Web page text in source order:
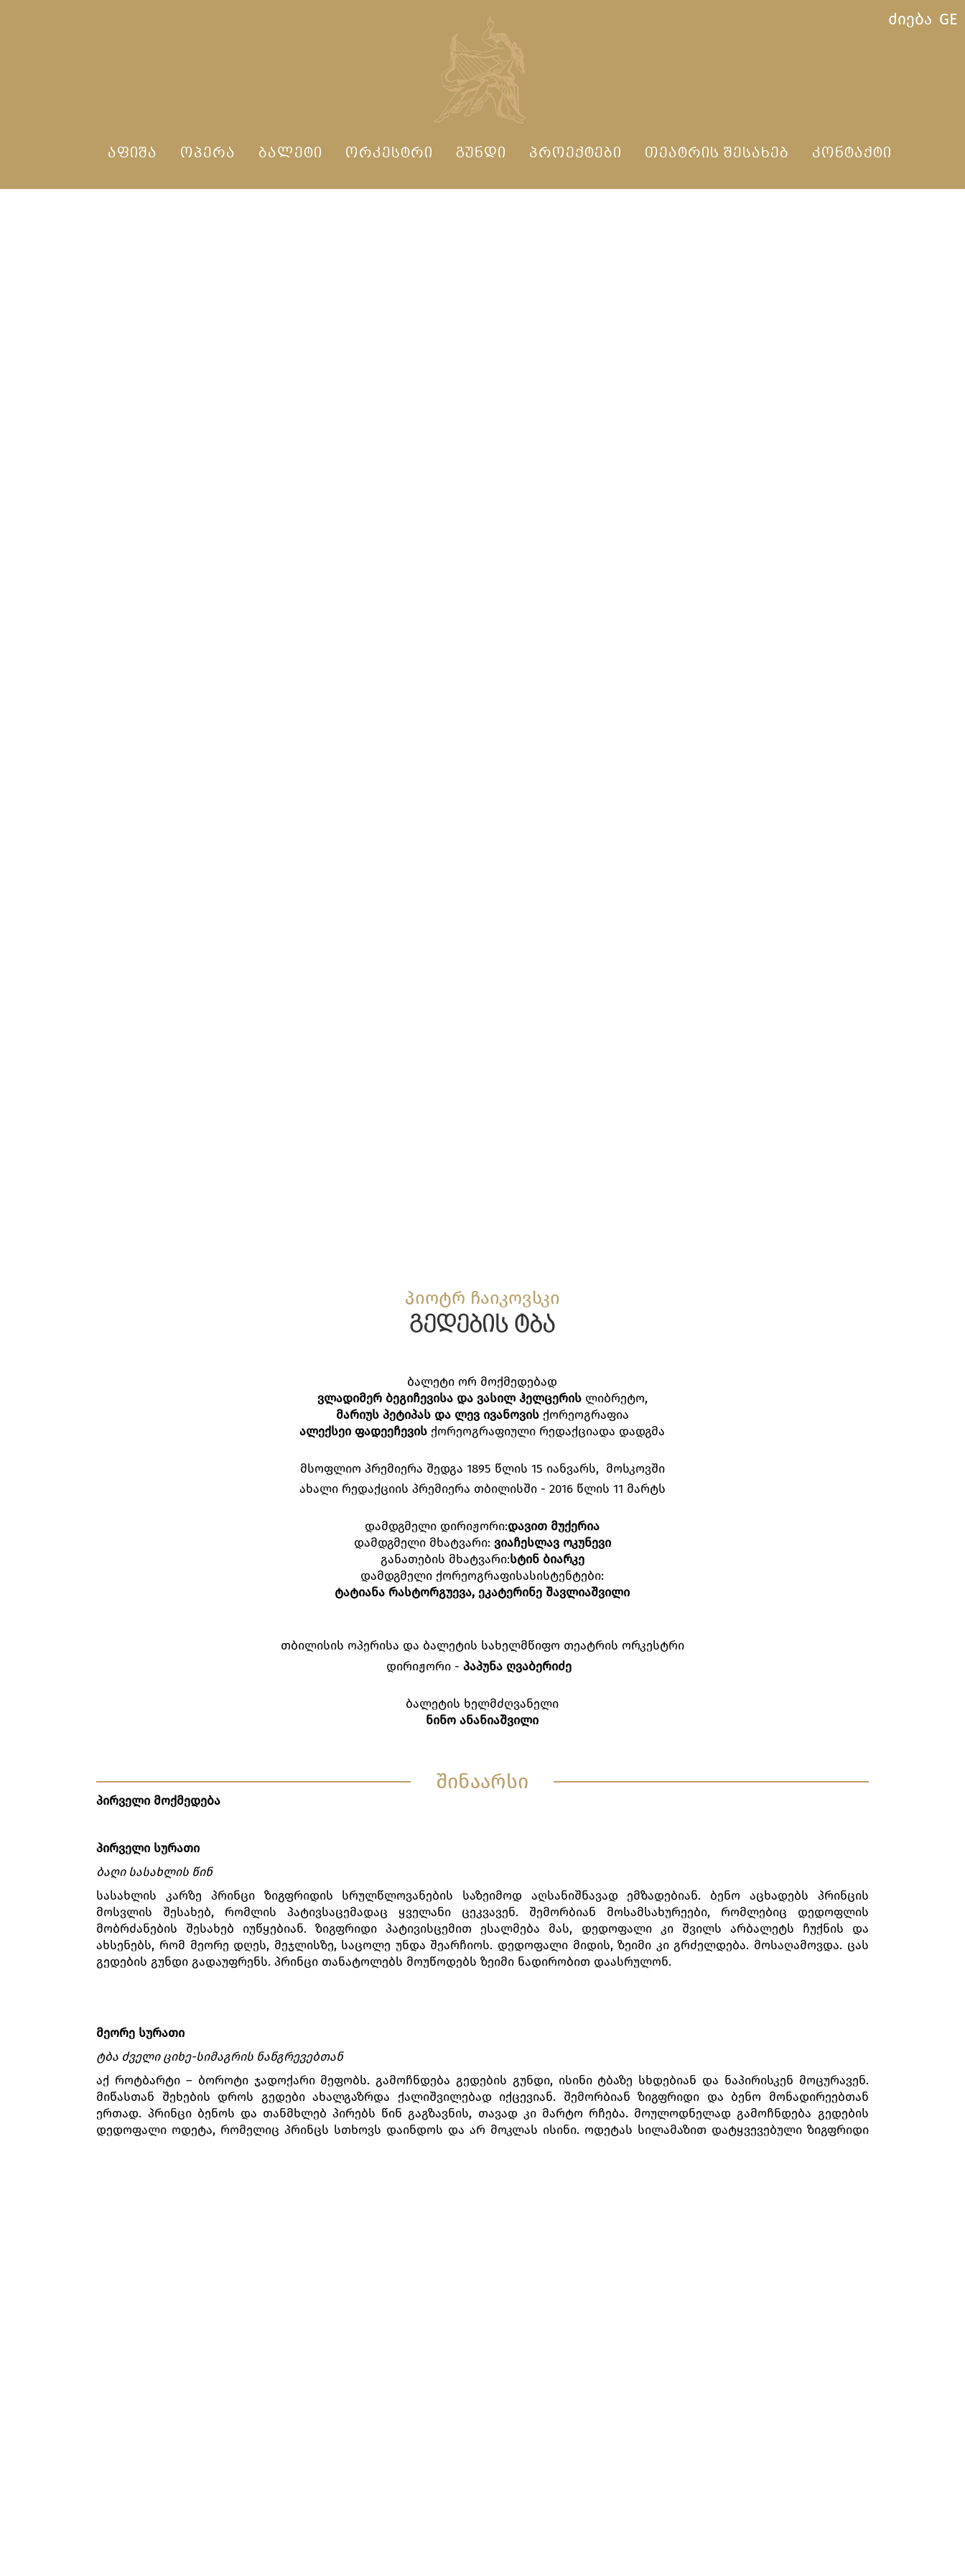
GE
ძიება
ᲐᲤᲘᲨᲐ ᲝᲞᲔᲠᲐ ᲑᲐᲚᲔᲢᲘ ᲝᲠᲙᲔᲡᲢᲠᲘ ᲒᲣᲜᲓᲘ ᲞᲠᲝᲔᲥᲢᲔᲑᲘ ᲗᲔᲐᲢᲠᲘᲡ ᲨᲔᲡᲐᲮᲔᲑ ᲙᲝᲜᲢᲐᲥᲢᲘ
პიოტრ ჩაიკოვსკი
გედების ტბა
ბალეტი ორ მოქმედებად
ვლადიმერ ბეგიჩევისა და ვასილ ჰელცერისლიბრეტო,
მარიუს პეტიპას და ლევ ივანოვისქორეოგრაფია
ალექსეი ფადეეჩევის ქორეოგრაფიული რედაქციადა დადგმა
მსოფლიო პრემიერა შედგა 1895 წლის 15 იანვარს, მოსკოვში
ახალი რედაქციის პრემიერა თბილისში - 2016 წლის 11 მარტს
დამდგმელი დირიჟორი:დავით მუქერია
დამდგმელი მხატვარი: ვიაჩესლავ ოკუნევი
განათების მხატვარი:სტინ ბიარკე
დამდგმელი ქორეოგრაფისასისტენტები:
ტატიანა რასტორგუევა, ეკატერინე შავლიაშვილი
თბილისის ოპერისა და ბალეტის სახელმწიფო თეატრის ორკესტრი
დირიჟორი - პაპუნა ღვაბერიძე
ბალეტის ხელმძღვანელი
ნინო ანანიაშვილი
შინაარსი
პირველი მოქმედება
პირველი სურათი
ბაღი სასახლის წინ
სასახლის კარზე პრინცი ზიგფრიდის სრულწლოვანების საზეიმოდ აღსანიშნავად ემზადებიან. ბენო აცხადებს პრინცის
მოსვლის შესახებ, რომლის პატივსაცემადაც ყველანი ცეკვავენ. შემორბიან მოსამსახურეები, რომლებიც დედოფლის
მობრძანების შესახებ იუწყებიან. ზიგფრიდი პატივისცემით ესალმება მას, დედოფალი კი შვილს არბალეტს ჩუქნის და
ახსენებს, რომ მეორე დღეს, მეჯლისზე, საცოლე უნდა შეარჩიოს. დედოფალი მიდის, ზეიმი კი გრძელდება. მოსაღამოვდა. ცას
გედების გუნდი გადაუფრენს. პრინცი თანატოლებს მოუწოდებს ზეიმი ნადირობით დაასრულონ.
მეორე სურათი
ტბა ძველი ციხე-სიმაგრის ნანგრევებთან
აქ როტბარტი – ბოროტი ჯადოქარი მეფობს. გამოჩნდება გედების გუნდი, ისინი ტბაზე სხდებიან და ნაპირისკენ მოცურავენ.
მიწასთან შეხების დროს გედები ახალგაზრდა ქალიშვილებად იქცევიან. შემორბიან ზიგფრიდი და ბენო მონადირეებთან
ერთად. პრინცი ბენოს და თანმხლებ პირებს წინ გაგზავნის, თავად კი მარტო რჩება. მოულოდნელად გამოჩნდება გედების
დედოფალი ოდეტა, რომელიც პრინცს სთხოვს დაინდოს და არ მოკლას ისინი. ოდეტას სილამაზით დატყვევებული ზიგფრიდი